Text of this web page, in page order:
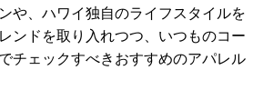
や、ハワイ独自のライフスタイルを
ンドを取り入れつつ、いつものコー
チェックすべきおすすめのアパレル